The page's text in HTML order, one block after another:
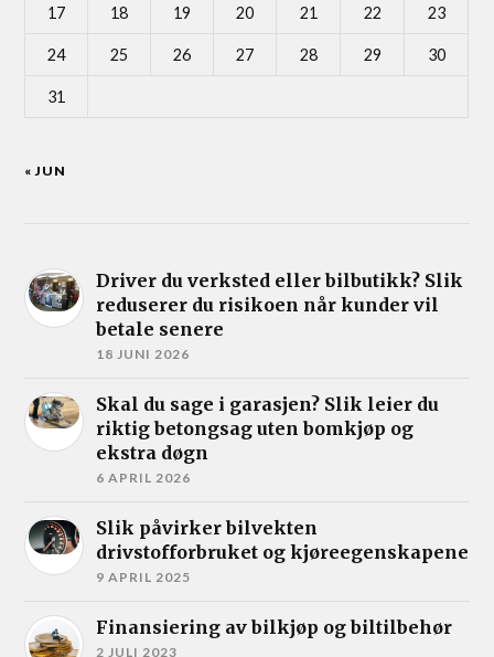
17 18 19 20 21 22 23
24 25 26 27 28 29 30
31
« JUN
Driver du verksted eller bilbutikk? Slik
reduserer du risikoen når kunder vil
betale senere
18 JUNI 2026
Skal du sage i garasjen? Slik leier du
riktig betongsag uten bomkjøp og
ekstra døgn
6 APRIL 2026
Slik påvirker bilvekten
drivstofforbruket og kjøreegenskapene
9 APRIL 2025
Finansiering av bilkjøp og biltilbehør
2 JULI 2023